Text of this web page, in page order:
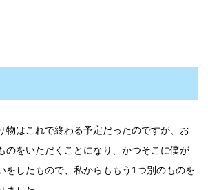
物はこれで終わる予定だったのですが、お
のをいただくことになり、かつそこに僕が
をしたもので、私からももう1つ別のものを